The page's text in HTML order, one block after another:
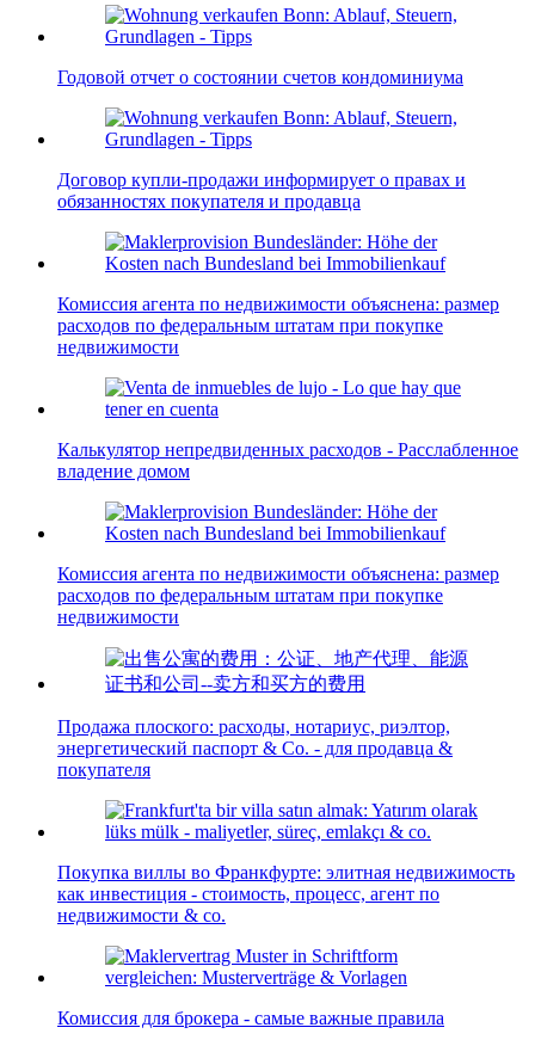
Годовой отчет о состоянии счетов кондоминиума
Договор купли-продажи информирует о правах и
обязанностях покупателя и продавца
Комиссия агента по недвижимости объяснена: размер
расходов по федеральным штатам при покупке
недвижимости
Калькулятор непредвиденных расходов - Расслабленное
владение домом
Комиссия агента по недвижимости объяснена: размер
расходов по федеральным штатам при покупке
недвижимости
Продажа плоского: расходы, нотариус, риэлтор,
энергетический паспорт & Co. - для продавца &
покупателя
Покупка виллы во Франкфурте: элитная недвижимость
как инвестиция - стоимость, процесс, агент по
недвижимости & co.
Комиссия для брокера - самые важные правила